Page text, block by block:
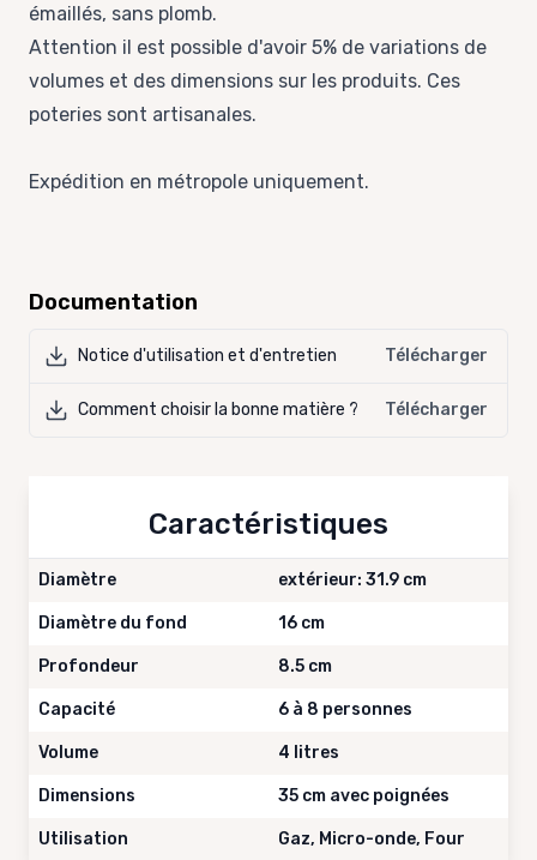
émaillés, sans plomb.
Attention il est possible d'avoir 5% de variations de
volumes et des dimensions sur les produits. Ces
poteries sont artisanales.
Expédition en métropole uniquement.
Documentation
Notice d'utilisation et d'entretien Télécharger
Comment choisir la bonne matière ? Télécharger
Caractéristiques
Diamètre extérieur: 31.9 cm
Diamètre du fond 16 cm
Profondeur 8.5 cm
Capacité 6 à 8 personnes
Volume 4 litres
Dimensions 35 cm avec poignées
Utilisation Gaz, Micro-onde, Four